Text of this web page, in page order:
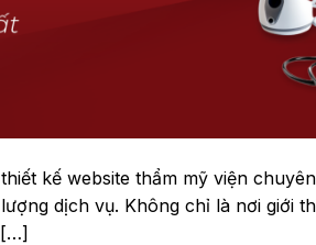
kế website thẩm mỹ viện
dịch vụ. Không chỉ là nơi giới
[…]